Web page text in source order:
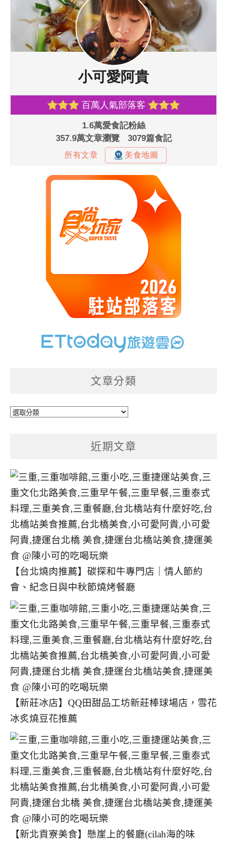
文章分類
文
近期文章
【台北燒肉推薦】碳探和牛專門店｜情人節約
會、紀念日與中秋節燒烤餐廳
【新莊冰店】QQ田甜品工坊新莊棒球場店，雪花
冰炙燒豆花推薦
【新北貢寮美食】懸崖上的餐廳(cilah海的味